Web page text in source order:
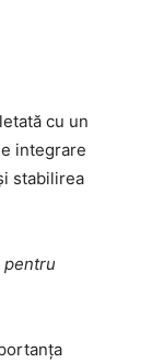
cu un
integrare
stabilirea
pentru